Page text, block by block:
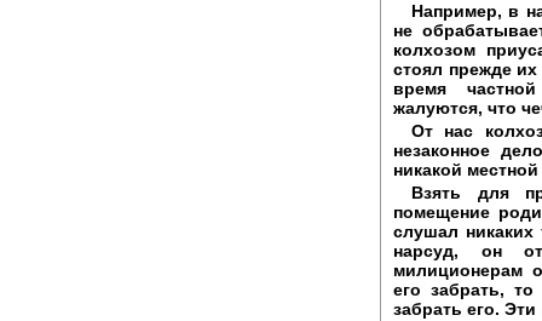
Например, в
не
колхозом
стоял прежде
время
жалуются, что
От нас
незаконное
никакой
Взять для
помещение
слушал никаких
нарсуд, он
милиционерам
его забрать,
забрать его.